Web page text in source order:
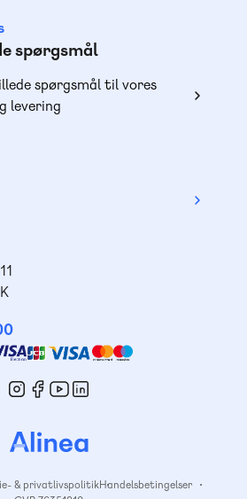
spørgsmål
spørgsmål til vores
levering
& privatlivspolitikHandelsbetingelser